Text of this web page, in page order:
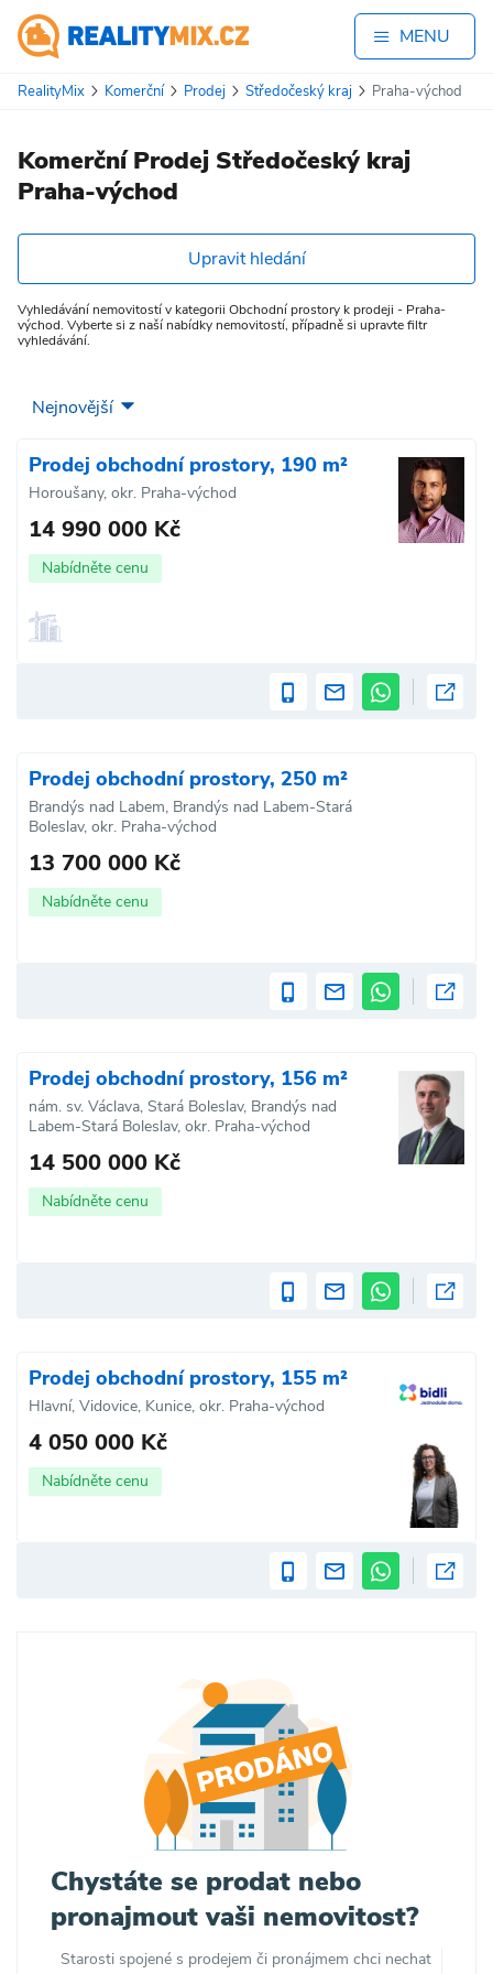
MENU
RealityMix Komerční Prodej Středočeský kraj Praha-východ
Komerční Prodej Středočeský kraj
Praha-východ
Upravit hledání
Vyhledávání nemovitostí v kategorii Obchodní prostory k prodeji - Praha-
východ. Vyberte si z naší nabídky nemovitostí, případně si upravte filtr
vyhledávání.
Prodej obchodní prostory, 190 m²
Horoušany, okr. Praha-východ
14 990 000 Kč
Nabídněte cenu
Prodej obchodní prostory, 250 m²
Brandýs nad Labem, Brandýs nad Labem-Stará
Boleslav, okr. Praha-východ
13 700 000 Kč
Nabídněte cenu
Prodej obchodní prostory, 156 m²
nám. sv. Václava, Stará Boleslav, Brandýs nad
Labem-Stará Boleslav, okr. Praha-východ
14 500 000 Kč
Nabídněte cenu
Prodej obchodní prostory, 155 m²
Hlavní, Vidovice, Kunice, okr. Praha-východ
4 050 000 Kč
Nabídněte cenu
Chystáte se prodat nebo
pronajmout vaši nemovitost?
Starosti spojené s prodejem či pronájmem chci nechat